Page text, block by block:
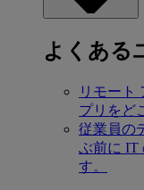
よくある
リモート
プリをど
従業員の
ぶ前に IT
す。